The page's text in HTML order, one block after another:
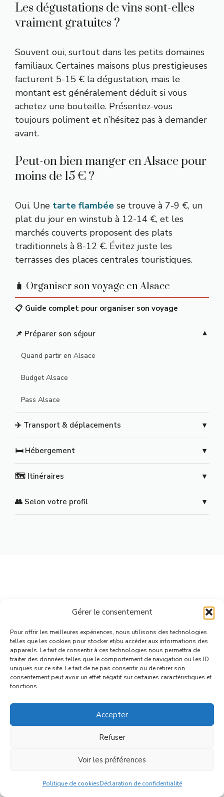
Gérer le consentement
Pour offrir les meilleures expériences, nous utilisons des technologies
telles que les cookies pour stocker et/ou accéder aux informations des
appareils. Le fait de consentir à ces technologies nous permettra de
traiter des données telles que le comportement de navigation ou les ID
uniques sur ce site. Le fait de ne pas consentir ou de retirer son
consentement peut avoir un effet négatif sur certaines caractéristiques et
fonctions.
Accepter
Refuser
Voir les préférences
Politique de cookiesDéclaration de confidentialité
Les dégustations de vins sont-elles
vraiment gratuites ?
Souvent oui, surtout dans les petits domaines
familiaux. Certaines maisons plus prestigieuses
facturent 5-15 € la dégustation, mais le
montant est généralement déduit si vous
achetez une bouteille. Présentez-vous
toujours poliment et n’hésitez pas à demander
avant.
Peut-on bien manger en Alsace pour
moins de 15 € ?
Oui. Une tarte flambée se trouve à 7-9 €, un
plat du jour en winstub à 12-14 €, et les
marchés couverts proposent des plats
traditionnels à 8-12 €. Évitez juste les
terrasses des places centrales touristiques.
🧳 Organiser son voyage en Alsace
📋 Guide complet pour organiser son voyage
📌 Préparer son séjour
Quand partir en Alsace
Budget Alsace
Pass Alsace
✈️ Transport & déplacements
🛏️ Hébergement
🗺️ Itinéraires
👥 Selon votre profil
A PROPOS
CONFIDENTIALITE & COOKIES